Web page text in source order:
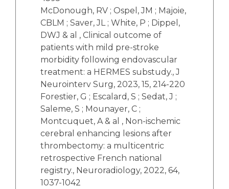
McDonough, RV ; Ospel, JM ; Majoie,
CBLM ; Saver, JL ; White, P ; Dippel,
DWJ & al , Clinical outcome of
patients with mild pre-stroke
morbidity following endovascular
treatment: a HERMES substudy., J
Neurointerv Surg, 2023, 15, 214-220
Forestier, G ; Escalard, S ; Sedat, J ;
Saleme, S ; Mounayer, C ;
Montcuquet, A & al , Non-ischemic
cerebral enhancing lesions after
thrombectomy: a multicentric
retrospective French national
registry., Neuroradiology, 2022, 64,
1037-1042